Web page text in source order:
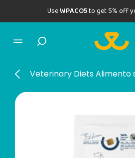
UseWPACO5to get 5% off
Veterinary Diets Alimento